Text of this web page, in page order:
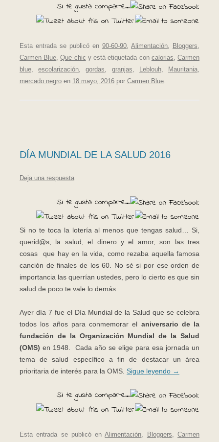
Si te gusta comparte...
Esta entrada se publicó en 90-60-90, Alimentación, Bloggers,
Carmen Blue,Que chic y está etiquetada con calorias,Carmen
blue,escolarización,gordas, granjas, Leblouh, Mauritania,
mercado negro en 18 mayo, 2016 por Carmen Blue.
DÍA MUNDIAL DE LA SALUD 2016
Deja una respuesta
Si te gusta comparte...
Si no te toca la lotería al menos que tengas salud… Si,
querid@s, la salud, el dinero y el amor, son las tres
cosas que hay en la vida, como rezaba aquella famosa
canción de finales de los 60. No sé si por ese orden de
importancia las querrían ustedes, pero lo cierto es que sin
salud de poco te vale lo demás.
Ayer día 7 fue el Día Mundial de la Salud que se celebra
todos los años para conmemorar el aniversario de la
fundación de la Organización Mundial de la Salud
(OMS) en 1948. Cada año se elige para esa jornada un
tema de salud específico a fin de destacar un área
prioritaria de interés para la OMS. Sigue leyendo →
Si te gusta comparte...
Esta entrada se publicó enAlimentación, Bloggers,Carmen